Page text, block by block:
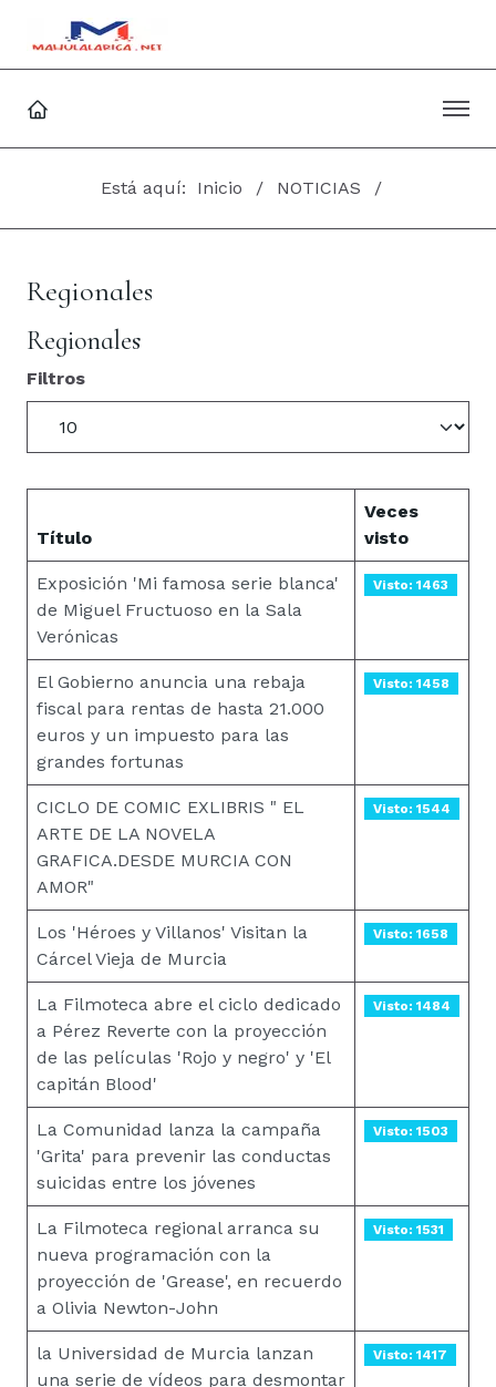
Está aquí: Inicio NOTICIAS
Regionales
Regionales
Filtros
Título
Veces
visto
Exposición 'Mi famosa serie blanca'
de Miguel Fructuoso en la Sala
Verónicas
Visto: 1463
El Gobierno anuncia una rebaja
fiscal para rentas de hasta 21.000
euros y un impuesto para las
grandes fortunas
Visto: 1458
CICLO DE COMIC EXLIBRIS " EL
ARTE DE LA NOVELA
GRAFICA.DESDE MURCIA CON
AMOR"
Visto: 1544
Los 'Héroes y Villanos' Visitan la
Cárcel Vieja de Murcia
Visto: 1658
La Filmoteca abre el ciclo dedicado
a Pérez Reverte con la proyección
de las películas 'Rojo y negro' y 'El
capitán Blood'
Visto: 1484
La Comunidad lanza la campaña
'Grita' para prevenir las conductas
suicidas entre los jóvenes
Visto: 1503
La Filmoteca regional arranca su
nueva programación con la
proyección de 'Grease', en recuerdo
a Olivia Newton-John
Visto: 1531
la Universidad de Murcia lanzan
una serie de vídeos para desmontar
Visto: 1417